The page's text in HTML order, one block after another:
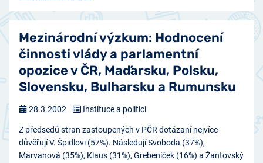
Mezinárodní výzkum: Hodnocení
činnosti vlády a parlamentní
opozice v ČR, Maďarsku, Polsku,
Slovensku, Bulharsku a Rumunsku
Z předsedů stran zastoupených v PČR dotázaní nejvíce
důvěřují V. Špidlovi (57%). Následují Svoboda (37%),
Marvanová (35%), Klaus (31%), Grebeníček (16%) a Žantovský
28.3.2002 Instituce a politici